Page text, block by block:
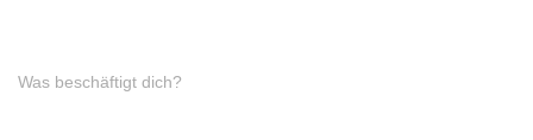
Was beschäftigt dich?